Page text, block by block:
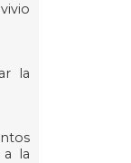
la
a la